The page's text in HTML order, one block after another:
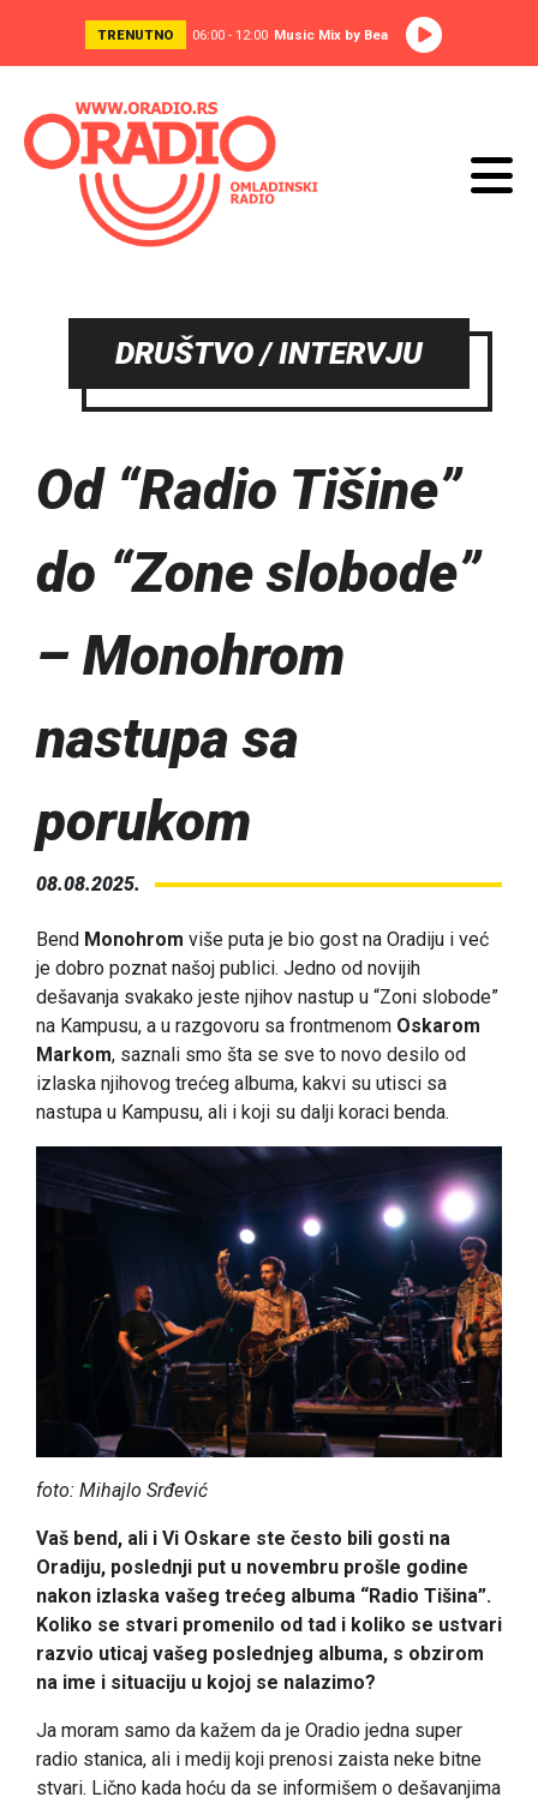
TRENUTNO 06:00 - 12:00 Music Mix by Bea
DRUŠTVO / INTERVJU
Od “Radio Tišine”
do “Zone slobode”
– Monohrom
nastupa sa
porukom
08.08.2025.
Bend Monohrom više puta je bio gost na Oradiju i već
je dobro poznat našoj publici. Jedno od novijih
dešavanja svakako jeste njihov nastup u “Zoni slobode”
na Kampusu, a u razgovoru sa frontmenom Oskarom
Markom, saznali smo šta se sve to novo desilo od
izlaska njihovog trećeg albuma, kakvi su utisci sa
nastupa u Kampusu, ali i koji su dalji koraci benda.
foto: Mihajlo Srđević
Vaš bend, ali i Vi Oskare ste često bili gosti na
Oradiju, poslednji put u novembru prošle godine
nakon izlaska vašeg trećeg albuma “Radio Tišina”.
Koliko se stvari promenilo od tad i koliko se ustvari
razvio uticaj vašeg poslednjeg albuma, s obzirom
na ime i situaciju u kojoj se nalazimo?
Ja moram samo da kažem da je Oradio jedna super
radio stanica, ali i medij koji prenosi zaista neke bitne
stvari. Lično kada hoću da se informišem o dešavanjima